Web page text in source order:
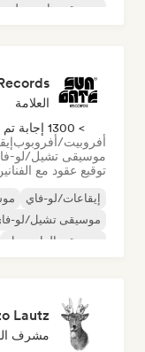
موسيقى هاوس
العلامة
> 1300 إجابة تم تقديمها
أفروبيت/أفروبوب
موسيقى تشيل/لو-
توقيع عقود مع
إيقاعات/لو-فاي
موسيقى تشيل/لو-
موسيقى الدانسهول
Lautz
مشرف